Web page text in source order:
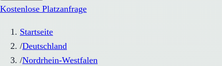
Kostenlose Platzanfrage
Startseite
/Deutschland
/Nordrhein-Westfalen